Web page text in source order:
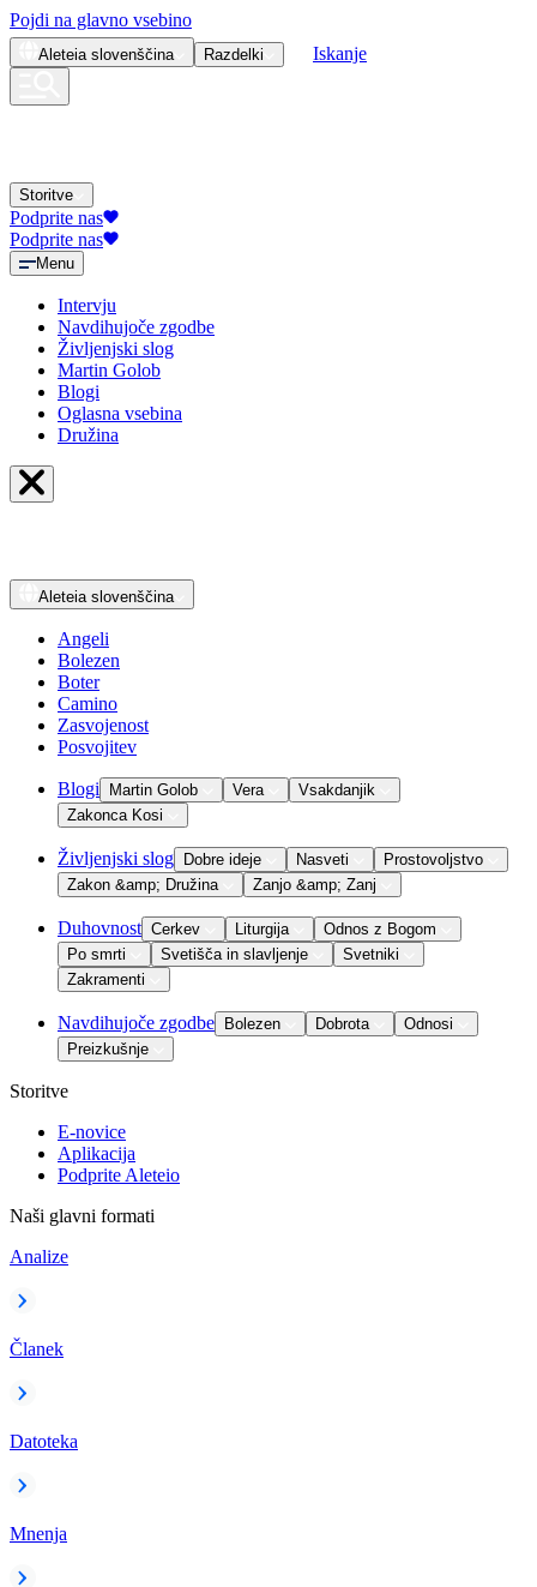
Pojdi na glavno vsebino
Aleteia slovenščina Razdelki Iskanje
Storitve
Podprite nas
Podprite nas
Menu
Intervju
Navdihujoče zgodbe
Življenjski slog
Martin Golob
Blogi
Oglasna vsebina
Družina
Aleteia slovenščina
Angeli
Bolezen
Boter
Camino
Zasvojenost
Posvojitev
Blogi Martin Golob Vera
Vsakdanjik
Zakonca Kosi
Življenjski slog Dobre ideje Nasveti
Prostovoljstvo
Zakon &amp; Družina
Zanjo &amp; Zanj
Duhovnost Cerkev Liturgija
Odnos z Bogom
Po smrti
Svetišča in slavljenje
Svetniki
Zakramenti
Navdihujoče zgodbe Bolezen Dobrota
Odnosi
Preizkušnje
Storitve
E-novice
Aplikacija
Podprite Aleteio
Naši glavni formati
Analize
Članek
Datoteka
Mnenja